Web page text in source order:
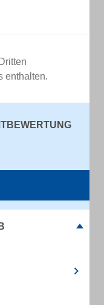
enthalten.